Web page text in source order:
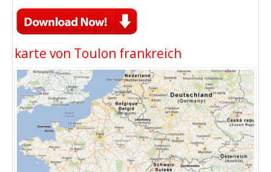
karte von Toulon frankreich